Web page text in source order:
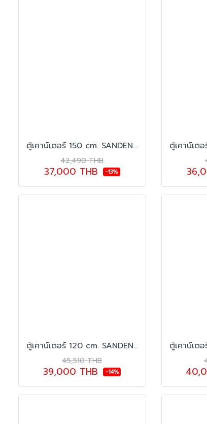
ตู้เคาน์เตอร์ 150 cm. SANDEN รุ่น SCF-1503
42,490 THB
37,000 THB -13%
ตู้เคาน์เตอร์ 120 cm. SANDEN รุ่น SCC-1203G
45,510 THB
39,000 THB -14%